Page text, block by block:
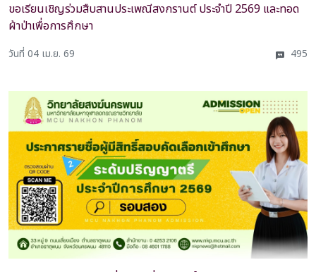
ขอเรียนเชิญร่วมสืบสานประเพณีสงกรานต์ ประจำปี 2569 และทอด
ผ้าป่าเพื่อการศึกษา
วันที่ 04 เม.ย. 69 495